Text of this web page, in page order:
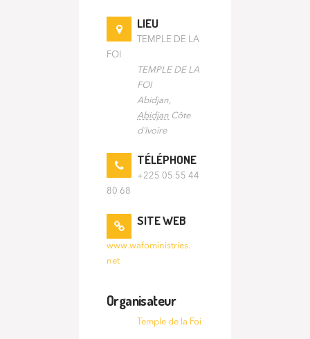
LIEU
TEMPLE DE LA
FOI
TEMPLE DE LA
FOI
Abidjan
Abidjan Côte
d'Ivoire
TÉLÉPHONE
+225 05 55 44
80 68
SITE WEB
www.wafoministries.
net
Organisateur
Temple de la Foi